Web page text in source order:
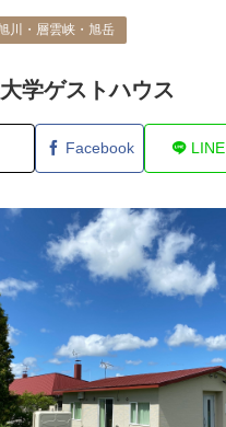
川・層雲峡・旭岳
学ゲストハウス
Facebook LINE